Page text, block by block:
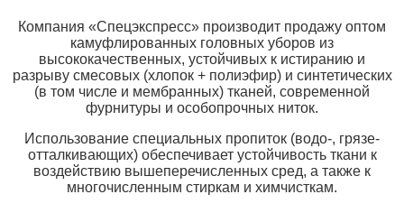
Компания «Спецэкспресс» производит продажу оптом
камуфлированных головных уборов из
высококачественных, устойчивых к истиранию и
разрыву смесовых (хлопок + полиэфир) и синтетических
(в том числе и мембранных) тканей, современной
фурнитуры и особопрочных ниток.
Использование специальных пропиток (водо-, грязе-
отталкивающих) обеспечивает устойчивость ткани к
воздействию вышеперечисленных сред, а также к
многочисленным стиркам и химчисткам.